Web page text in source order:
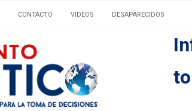
CONTACTO VIDEOS DESAPARECIDOS